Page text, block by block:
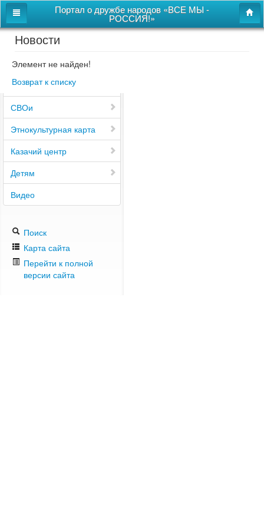
Портал о дружбе народов «ВСЕ МЫ -
РОССИЯ!»
Главная
Дом дружбы народов
Новости
СВОи
Этнокультурная карта
Казачий центр
Детям
Видео
Поиск
Карта сайта
Перейти к полной
версии сайта
Новости
Элемент не найден!
Возврат к списку